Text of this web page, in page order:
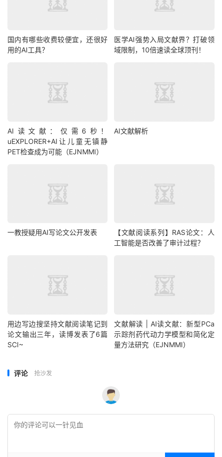
国内有哪些收费较便宜，还很好
用的AI工具？
医学AI强势入局文献界？打破领
域限制，10倍速读全球顶刊！
AI读文献：仅需6秒！
uEXPLORER+AI让儿童无镇静
PET检查成为可能（EJNMMI）
AI文献解析
一教授疑用AI写论文公开发表
【文献阅读系列】RAS论文：人
工智能是否改善了审计过程？
用边写边搜坚持文献阅读笔记到
论文输出三年，读博发表了6篇
SCI~
文献解读 | AI读文献：新型PCa
示踪剂药代动力学模型和简化定
量方法研究（EJNMMI）
评论 抢沙发